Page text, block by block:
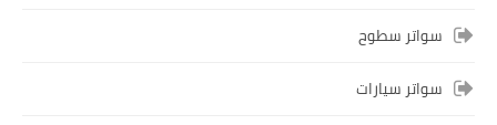
سواتر سطوح
سواتر سيارات